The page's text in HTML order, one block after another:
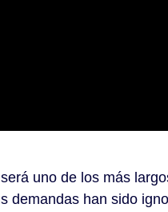
uno de los más
demandas han sido